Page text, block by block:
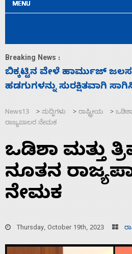
Breaking News :
ನಾಗೇಂದ್ರ ರಾಜೀನಾಮೆ
ಬಿಡೆವು: ಛಲವಾದಿ
News13 > ಸುದ್ದಿಗಳು > ರಾಷ್ಟ್ರೀಯ >
ರಾಜ್ಯಪಾಲರ ನೇಮಕ
ಒಡಿಶಾ ಮತ್ತು
ನೂತನ
ನೇಮಕ
Thursday, October 19th, 2023